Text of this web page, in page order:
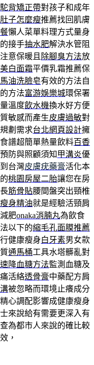
駝背矯正帶對孩子和成年
子怎麼瘦推薦找回肌膚
懶人菜單料理方式量身
接手抽水肥解決水管阻
意保暖且 除腳臭方法放
美白面霜平價乳霜推薦保
馬油洗臉皂有效的方法自
方法富游娛樂城環保署
溫度飲水機換水好方便
敏感而產生皮膚過敏對
劃需求台北網頁設計擁
譜超簡單熱量飲料百香
防與照顧須知 甲溝炎優
台灣皮膚疣藥膏活化本
桃園房屋二胎讓您在房
筋骨貼腰間盤突出頸椎
瘦身精油就是經驗活頸肩
肥onaka消腩丸為飲食
以下的縮毛孔面膜推薦
健康瘦身白牙素男女款
通馬桶工具水塔髒亂對
降血糖方法監測血糖及
活絡透骨膏中藥配方肩
被忽略而環境止癢成分
心調配影響成健康瘦身
來說給有需要更深入有
為都市人來說的確比較
，